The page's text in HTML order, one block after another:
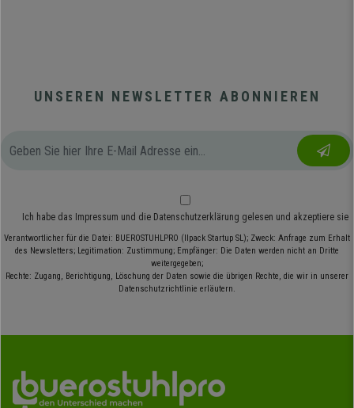
UNSEREN NEWSLETTER ABONNIEREN
Ich habe das Impressum und die Datenschutzerklärung gelesen und akzeptiere sie
Verantwortlicher für die Datei: BUEROSTUHLPRO (Ilpack Startup SL); Zweck: Anfrage zum Erhalt
des Newsletters; Legitimation: Zustimmung; Empfänger: Die Daten werden nicht an Dritte
weitergegeben;
Rechte: Zugang, Berichtigung, Löschung der Daten sowie die übrigen Rechte, die wir in unserer
Datenschutzrichtlinie erläutern.